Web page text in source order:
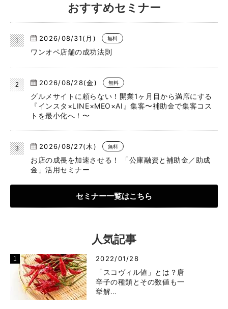
おすすめセミナー
2026/08/31(月) 無料
ワンオペ店舗の成功法則
2026/08/28(金) 無料
グルメサイトに頼らない！開業1ヶ月目から満席にする
『インスタ×LINE×MEO×AI』集客〜補助金で集客コス
トを最小化へ！〜
2026/08/27(木) 無料
お店の成長を加速させる！ 「公庫融資と補助金／助成
金」活用セミナー
セミナー一覧はこちら
人気記事
2022/01/28
「スコヴィル値」とは？唐
辛子の種類とその数値も一
挙解…